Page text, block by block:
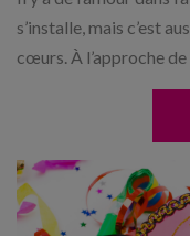
s’installe, mais c’est
cœurs. À l’approche de